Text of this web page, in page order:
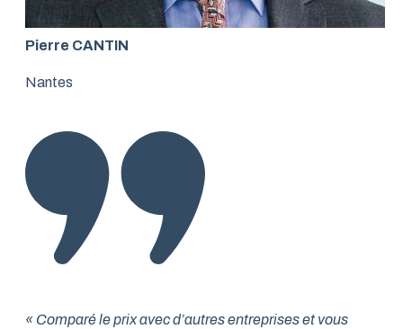
Pierre CANTIN
Nantes
« Comparé le prix avec d’autres entreprises et vous